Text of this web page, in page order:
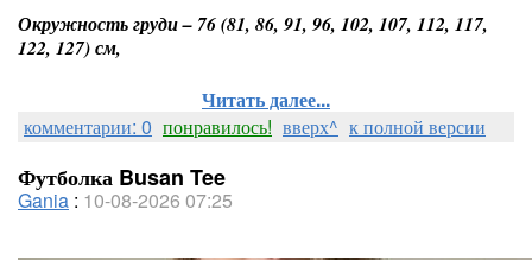
Окружность груди – 76 (81, 86, 91, 96, 102, 107, 112, 117,
122, 127) см,
Читать далее...
комментарии: 0 понравилось! вверх^ к полной версии
Футболка Busan Tee
Gania : 10-08-2026 07:25